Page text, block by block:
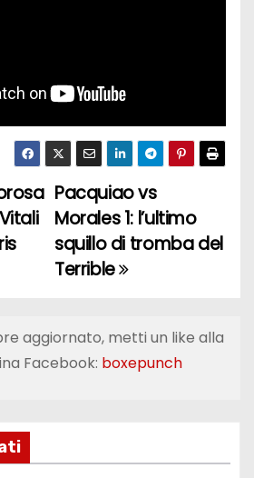
Pacquiao vs
Morales 1: l’ultimo
squillo di tromba del
Terrible
aggiornato, metti un like alla
Facebook: boxepunch